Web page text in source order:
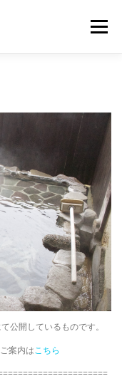
メニュー
公開しているものです。
案内はこちら